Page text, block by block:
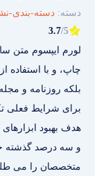
دسته:دسته-بندی-
3.7/5
لورم ایپسوم متن
چاپ، و با استفاده
بلکه روزنامه و
برای شرایط فعلی
هدف بهبود
و سه درصد گذشته
متخصصان را می